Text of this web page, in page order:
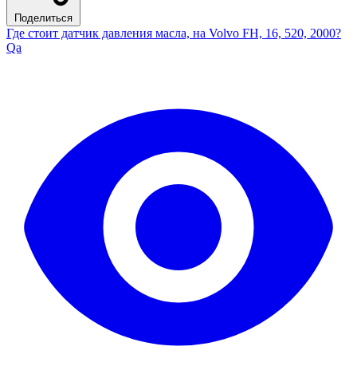
Поделиться
Где стоит датчик давления масла, на Volvo FH, 16, 520, 2000?
Qa